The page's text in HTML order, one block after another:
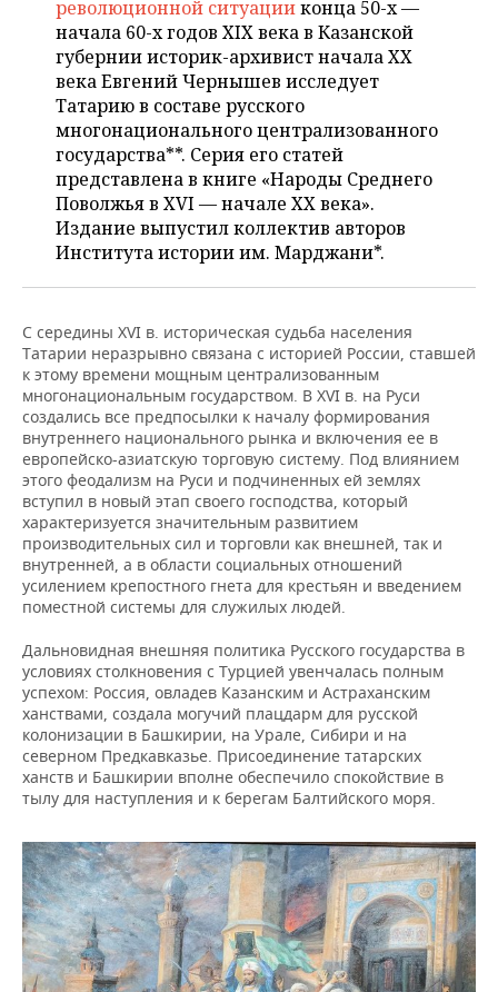
ХОККЕЙ С МЯЧОМ
ПРОИСШЕСТВИЯ
революционной ситуацииконца 50-х —
начала 60-х годов XIX века в Казанской
губернии историк-архивист начала XX
века Евгений Чернышев исследует
Татарию в составе русского
многонационального централизованного
государства**. Серия его статей
представлена в книге «Народы Среднего
Поволжья в XVI — начале XX века».
Издание выпустил коллектив авторов
Института истории им. Марджани*.
С середины XVI в. историческая судьба населения
Татарии неразрывно связана с историей России, ставшей
к этому времени мощным централизованным
многонациональным государством. В XVI в. на Руси
создались все предпосылки к началу формирования
внутреннего национального рынка и включения ее в
европейско-азиатскую торговую систему. Под влиянием
этого феодализм на Руси и подчиненных ей землях
вступил в новый этап своего господства, который
характеризуется значительным развитием
производительных сил и торговли как внешней, так и
внутренней, а в области социальных отношений
усилением крепостного гнета для крестьян и введением
поместной системы для служилых людей.
Дальновидная внешняя политика Русского государства в
условиях столкновения с Турцией увенчалась полным
успехом: Россия, овладев Казанским и Астраханским
ханствами, создала могучий плацдарм для русской
колонизации в Башкирии, на Урале, Сибири и на
северном Предкавказье. Присоединение татарских
ханств и Башкирии вполне обеспечило спокойствие в
тылу для наступления и к берегам Балтийского моря.